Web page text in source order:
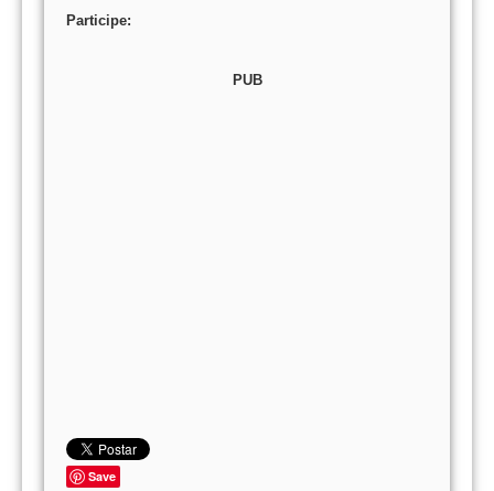
Participe:
PUB
Save